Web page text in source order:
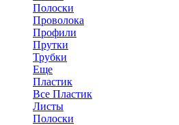
Полоски
Проволока
Профили
Прутки
Трубки
Еще
Пластик
Все Пластик
Листы
Полоски